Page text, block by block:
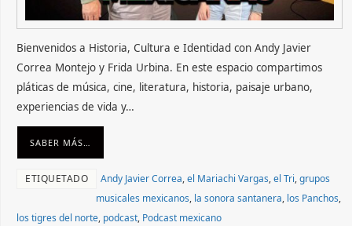
Bienvenidos a Historia, Cultura e Identidad con Andy Javier
Correa Montejo y Frida Urbina. En este espacio compartimos
pláticas de música, cine, literatura, historia, paisaje urbano,
experiencias de vida y…
SABER MÁS…
ETIQUETADO Andy Javier Correa,el Mariachi Vargas,el Tri,grupos
musicales mexicanos, la sonora santanera, los Panchos,
los tigres del norte, podcast, Podcast mexicano